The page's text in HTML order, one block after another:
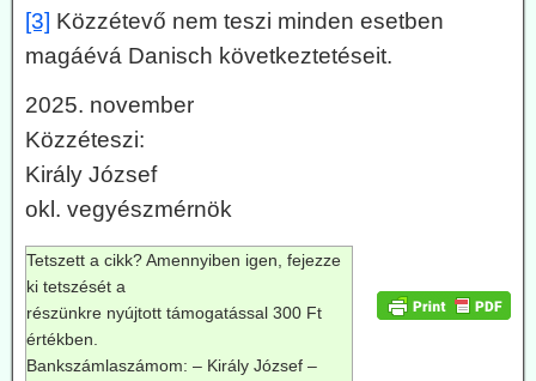
[3] Közzétevő nem teszi minden esetben
magáévá Danisch következtetéseit.
2025. november
Közzéteszi:
Király József
okl. vegyészmérnök
Tetszett a cikk? Amennyiben igen, fejezze
ki tetszését a
részünkre nyújtott támogatással 300 Ft
értékben.
Bankszámlaszámom: – Király József –